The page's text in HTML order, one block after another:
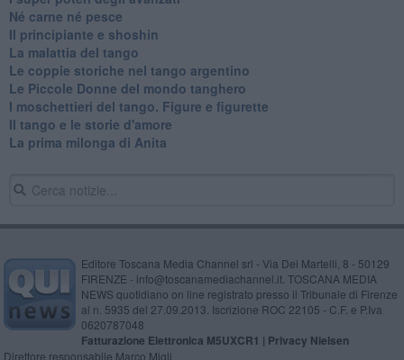
​Né carne né pesce
Il principiante e shoshin
La malattia del tango
Le coppie storiche nel tango argentino
​Le Piccole Donne del mondo tanghero
I moschettieri del tango. Figure e figurette
Il tango e le storie d'amore
​La prima milonga di Anita
Editore Toscana Media Channel srl - Via Dei Martelli, 8 - 50129
FIRENZE - info@toscanamediachannel.it. TOSCANA MEDIA
NEWS quotidiano on line registrato presso il Tribunale di Firenze
al n. 5935 del 27.09.2013. Iscrizione ROC 22105 - C.F. e P.Iva
0620787048
Fatturazione Elettronica M5UXCR1 | Privacy Nielsen
Direttore responsabile Marco Migli